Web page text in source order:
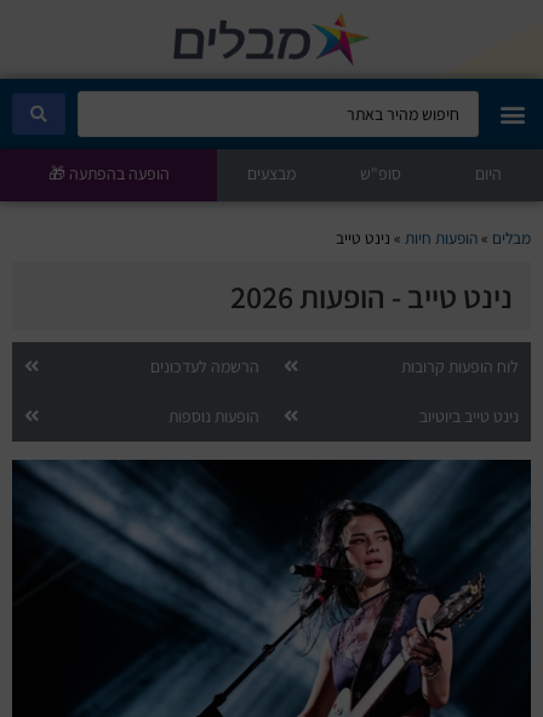
מבלים קלאב
הופעות היום
סטנדאפ
הצגות ילדים
הופעות חיות
הצגות תיאטרון
מחזות זמר
מחול ובלט
קונצרטים
היום סופ"ש מבצעים הופעה בהפתעה 🎁
מבלים »הופעות חיות » נינט טייב
נינט טייב - הופעות 2026
לוח הופעות קרובות הרשמה לעדכונים
נינט טייב ביוטיוב הופעות נוספות